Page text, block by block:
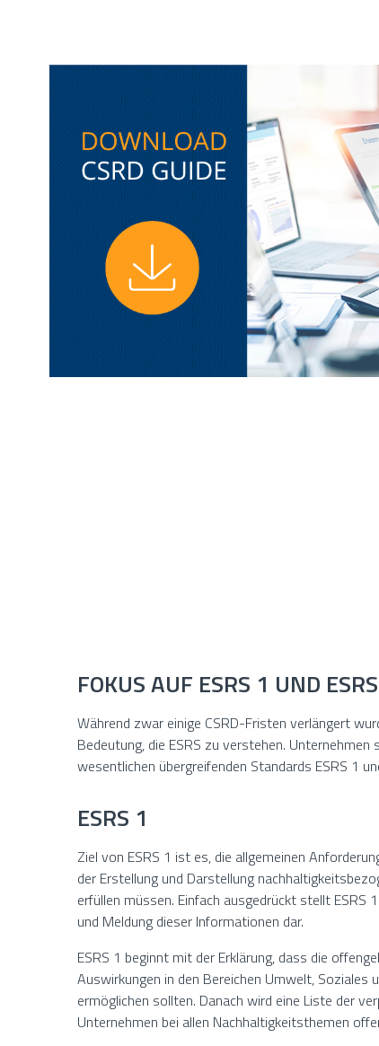
FOKUS AUF ESRS 1 UND
Während zwar einige CSRD-Fristen verlängert
Bedeutung, die ESRS zu verstehen.
wesentlichen übergreifenden Standards ESRS 1
ESRS 1
Ziel von ESRS 1 ist es, die allgemeinen
der Erstellung und Darstellung
erfüllen müssen. Einfach ausgedrückt stellt ESRS
und Meldung dieser Informationen dar.
ESRS 1 beginnt mit der Erklärung, dass die
Auswirkungen in den Bereichen Umwelt, Soziales
ermöglichen sollten. Danach wird eine Liste der
Unternehmen bei allen Nachhaltigkeitsthemen